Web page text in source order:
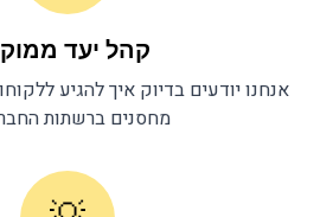
קהל יעד
אנחנו יודעים בדיוק איך להגיע
מחסנים ברשתות